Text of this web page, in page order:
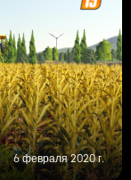
6 февраля 2020 г.